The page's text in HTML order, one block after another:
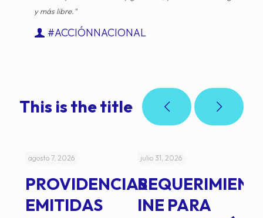
y más libre."
#ACCIÓNNACIONAL
This is the title
agosto 7, 2026
PROVIDENCIAS
EMITIDAS
julio 31, 2026
INE PARA